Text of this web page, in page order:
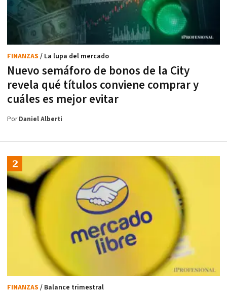
Nuevo semáforo de bonos de la City
revela qué títulos conviene comprar y
cuáles es mejor evitar
FINANZAS / La lupa del mercado
PorDaniel Alberti
FINANZAS / Balance trimestral